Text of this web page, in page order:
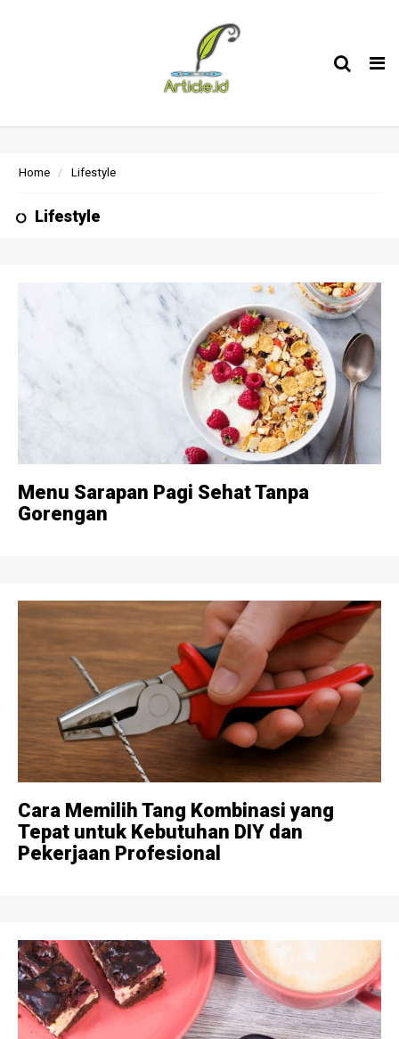
Home Lifestyle
Lifestyle
Menu Sarapan Pagi Sehat Tanpa
Gorengan
Cara Memilih Tang Kombinasi yang
Tepat untuk Kebutuhan DIY dan
Pekerjaan Profesional